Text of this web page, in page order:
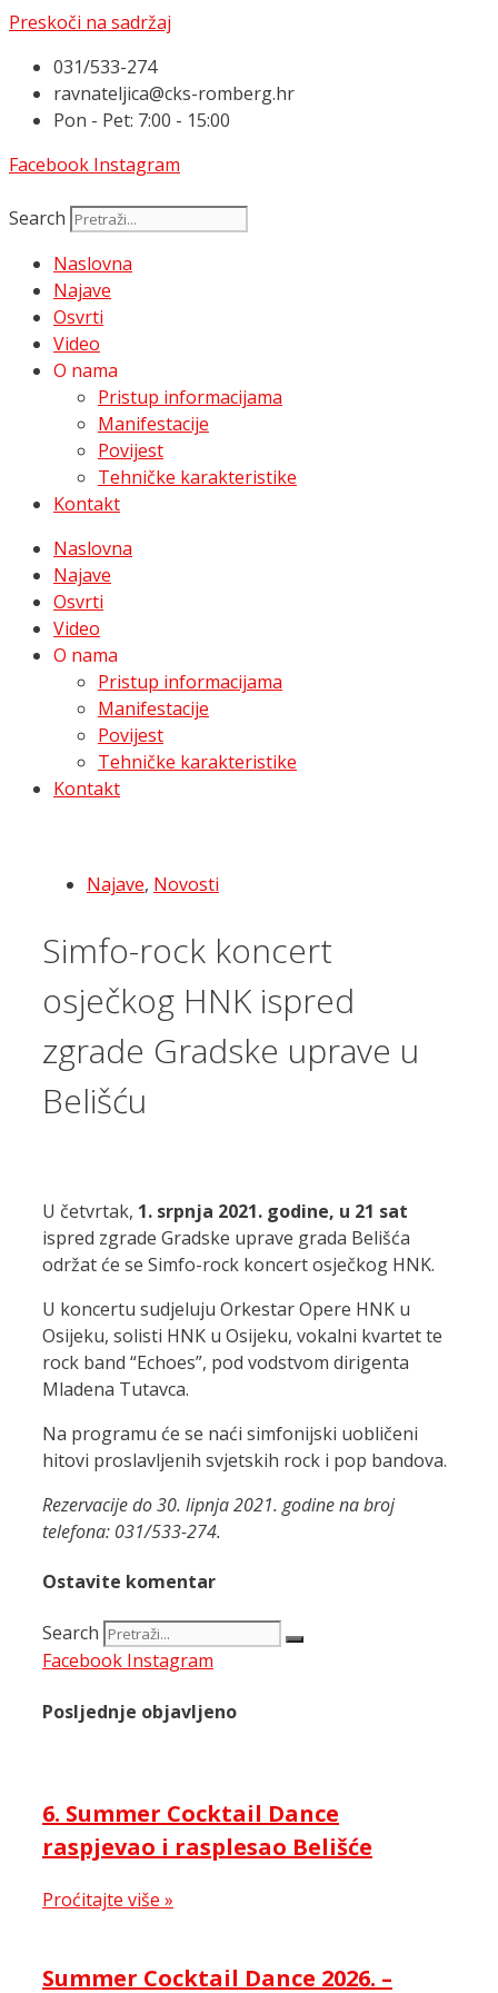
Preskoči na sadržaj
031/533-274
ravnateljica@cks-romberg.hr
Pon - Pet: 7:00 - 15:00
Facebook Instagram
Search
Naslovna
Najave
Osvrti
Video
O nama
Pristup informacijama
Manifestacije
Povijest
Tehničke karakteristike
Kontakt
Naslovna
Najave
Osvrti
Video
O nama
Pristup informacijama
Manifestacije
Povijest
Tehničke karakteristike
Kontakt
Najave, Novosti
Simfo-rock koncert
osječkog HNK ispred
zgrade Gradske uprave u
Belišću
U četvrtak, 1. srpnja 2021. godine, u 21 sat
ispred zgrade Gradske uprave grada Belišća
održat će se Simfo-rock koncert osječkog HNK.
U koncertu sudjeluju Orkestar Opere HNK u
Osijeku, solisti HNK u Osijeku, vokalni kvartet te
rock band “Echoes”, pod vodstvom dirigenta
Mladena Tutavca.
Na programu će se naći simfonijski uobličeni
hitovi proslavljenih svjetskih rock i pop bandova.
Rezervacije do 30. lipnja 2021. godine na broj
telefona: 031/533-274.
Ostavite komentar
Search
Facebook Instagram
Posljednje objavljeno
6. Summer Cocktail Dance
raspjevao i rasplesao Belišće
Proćitajte više »
Summer Cocktail Dance 2026. –